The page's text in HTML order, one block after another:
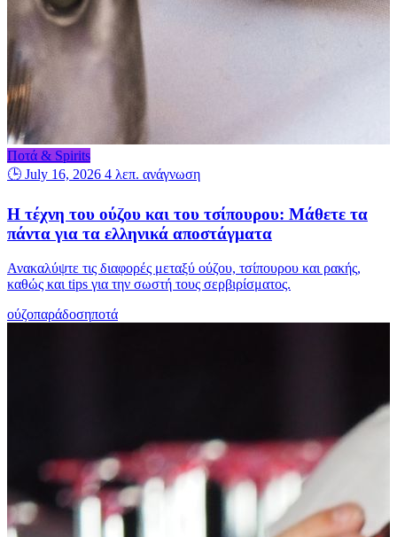
Ποτά & Spirits
🕒 July 16, 2026 4 λεπ. ανάγνωση
Η τέχνη του ούζου και του τσίπουρου: Μάθετε τα
πάντα για τα ελληνικά αποστάγματα
Ανακαλύψτε τις διαφορές μεταξύ ούζου, τσίπουρου και ρακής,
καθώς και tips για την σωστή τους σερβιρίσματος.
ούζοπαράδοσηποτά